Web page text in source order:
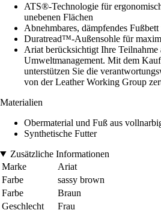
ATS®-Technologie für
unebenen Flächen
Abnehmbares, dämpfendes
Duratread™-Außensohle für
Ariat berücksichtigt Ihre Teilnahme
Umweltmanagement. Mit dem
unterstützen Sie die
von der Leather Working Group
Materialien
Obermaterial und Fuß aus
Synthetische Futter
Zusätzliche Informationen
Marke
Ariat
Farbe
sassy brown
Farbe
Braun
Geschlecht
Frau